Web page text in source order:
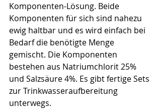
Komponenten-Lösung. Beide
Komponenten für sich sind nahezu
ewig haltbar und es wird einfach bei
Bedarf die benötigte Menge
gemischt. Die Komponenten
bestehen aus Natriumchlorit 25%
und Salzsäure 4%. Es gibt fertige Sets
zur Trinkwasseraufbereitung
unterwegs.